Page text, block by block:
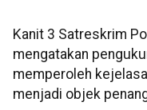
Kanit 3 Satreskrim
mengatakan
memperoleh
menjadi objek